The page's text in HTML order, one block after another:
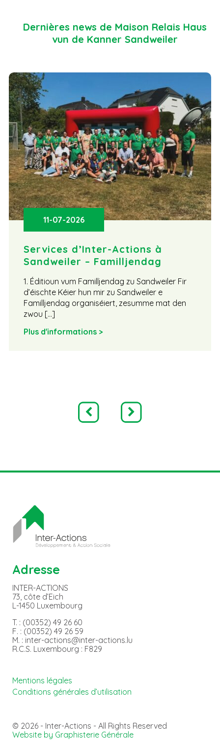
Dernières news de Maison Relais Haus
vun de Kanner Sandweiler
11-07-2026
Services d’Inter-Actions à
Sandweiler – Familljendag
1. Éditioun vum Familljendag zu Sandweiler Fir
d’éischte Kéier hun mir zu Sandweiler e
Familljendag organiséiert, zesumme mat den
zwou […]
Plus d'informations >
Adresse
INTER-ACTIONS
73, côte d’Eich
L-1450 Luxembourg
T. : (00352) 49 26 60
F. : (00352) 49 26 59
M. : inter-actions@inter-actions.lu
R.C.S. Luxembourg : F829
Mentions légales
Conditions générales d’utilisation
© 2026 - Inter-Actions - All Rights Reserved
Website by Graphisterie Générale